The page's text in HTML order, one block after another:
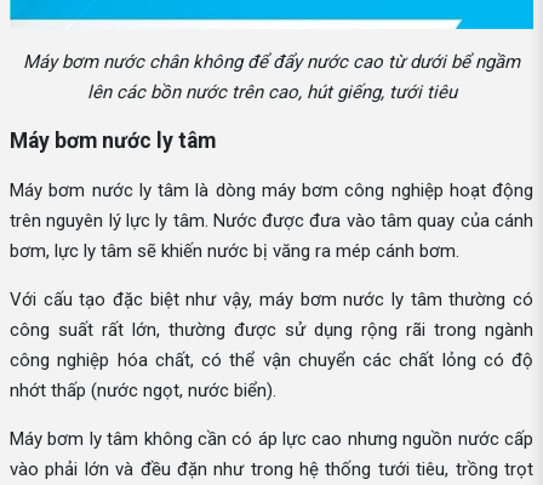
Máy bơm nước chân không để đẩy nước cao từ dưới bể ngầm
lên các bồn nước trên cao, hút giếng, tưới tiêu
Máy bơm nước ly tâm
Máy bơm nước ly tâm là dòng máy bơm công nghiệp hoạt động
trên nguyên lý lực ly tâm. Nước được đưa vào tâm quay của cánh
bơm, lực ly tâm sẽ khiến nước bị văng ra mép cánh bơm.
Với cấu tạo đặc biệt như vậy, máy bơm nước ly tâm thường có
công suất rất lớn, thường được sử dụng rộng rãi trong ngành
công nghiệp hóa chất, có thể vận chuyển các chất lỏng có độ
nhớt thấp (nước ngọt, nước biển).
Máy bơm ly tâm không cần có áp lực cao nhưng nguồn nước cấp
vào phải lớn và đều đặn như trong hệ thống tưới tiêu, trồng trọt